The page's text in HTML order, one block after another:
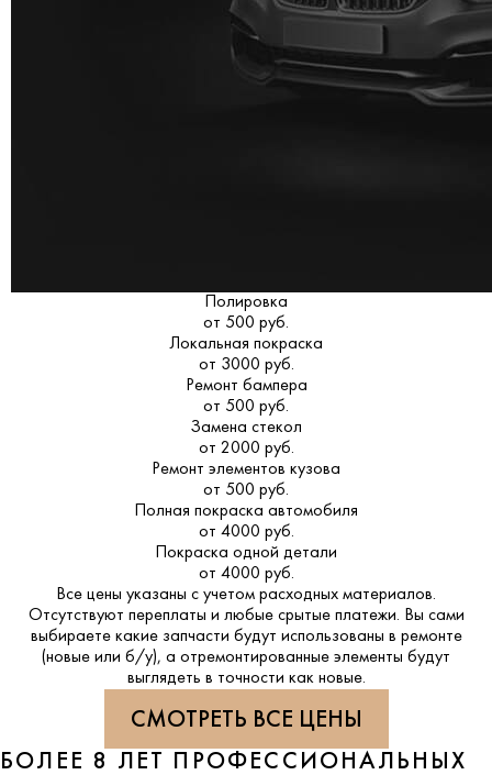
Полировка
от 500 руб.
Локальная покраска
от 3000 руб.
Ремонт бампера
от 500 руб.
Замена стекол
от 2000 руб.
Ремонт элементов кузова
от 500 руб.
Полная покраска автомобиля
от 4000 руб.
Покраска одной детали
от 4000 руб.
Все цены указаны с учетом расходных материалов.
Отсутствуют переплаты и любые срытые платежи. Вы сами
выбираете какие запчасти будут использованы в ремонте
(новые или б/у), а отремонтированные элементы будут
выглядеть в точности как новые.
СМОТРЕТЬ ВСЕ ЦЕНЫ
БОЛЕЕ 8 ЛЕТ ПРОФЕССИОНАЛЬНЫХ